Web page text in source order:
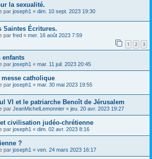
la sexualité.
par joseph1 « dim. 10 sept. 2023 19:30
Saintes Écritures.
par fred « mer. 16 août 2023 7:59
1 2 3
enfants
par joseph1 « mar. 11 juil. 2023 20:45
catholique
par joseph1 « mar. 30 mai 2023 19:55
VI et le patriarche Benoît de Jérusalem
par JeanMichelLemonnier « jeu. 20 avr. 2023 19:27
civilisation judéo-chrétienne
par joseph1 « dim. 02 avr. 2023 8:16
?
par joseph1 « ven. 24 mars 2023 16:17